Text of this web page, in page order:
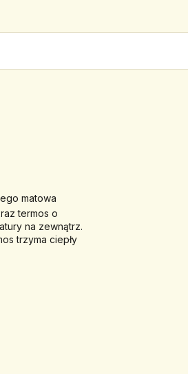
matowa
termos o
na zewnątrz.
trzyma ciepły